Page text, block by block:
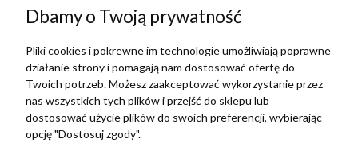
TERRADECO
BAZA WIEDZY
Dbamy o Twoją prywatność
Pliki cookies i pokrewne im technologie umożliwiają poprawne
działanie strony i pomagają nam dostosować ofertę do
Twoich potrzeb. Możesz zaakceptować wykorzystanie przez
nas wszystkich tych plików i przejść do sklepu lub
dostosować użycie plików do swoich preferencji, wybierając
opcję "Dostosuj zgody".